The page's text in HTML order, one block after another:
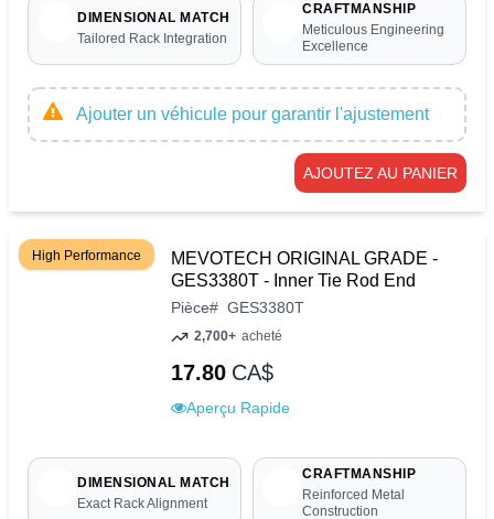
DIMENSIONAL MATCH
Tailored Rack Integration
CRAFTMANSHIP
Meticulous Engineering
Excellence
Ajouter un véhicule pour garantir l'ajustement
AJOUTEZ AU PANIER
High Performance
MEVOTECH ORIGINAL GRADE -
GES3380T - Inner Tie Rod End
Pièce# GES3380T
2,700+ acheté
17.80 CA$
Aperçu Rapide
DIMENSIONAL MATCH
Exact Rack Alignment
CRAFTMANSHIP
Reinforced Metal
Construction